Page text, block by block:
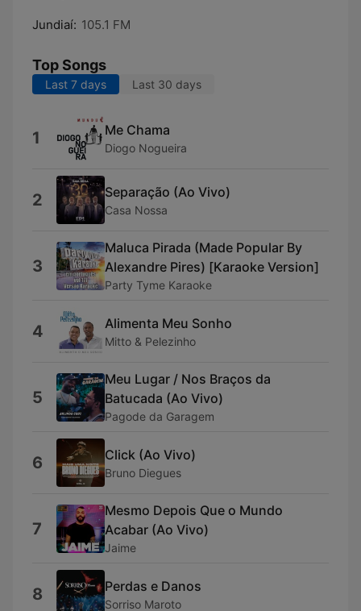
Jundiaí: 105.1 FM
Top Songs
Last 7 days Last 30 days
1 Me Chama
Diogo Nogueira
2 Separação (Ao Vivo)
Casa Nossa
3
Maluca Pirada (Made Popular By
Alexandre Pires) [Karaoke Version]
Party Tyme Karaoke
4 Alimenta Meu Sonho
Mitto & Pelezinho
5
Meu Lugar / Nos Braços da
Batucada (Ao Vivo)
Pagode da Garagem
6 Click (Ao Vivo)
Bruno Diegues
7
Mesmo Depois Que o Mundo
Acabar (Ao Vivo)
Jaime
8 Perdas e Danos
Sorriso Maroto